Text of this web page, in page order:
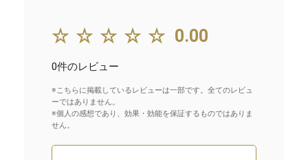
☆☆☆☆☆ 0.00
0件のレビュー
※こちらに掲載しているレビューは一部です。全てのレビュ
ーではありません。
※個人の感想であり、効果・効能を保証するものではありま
せん。